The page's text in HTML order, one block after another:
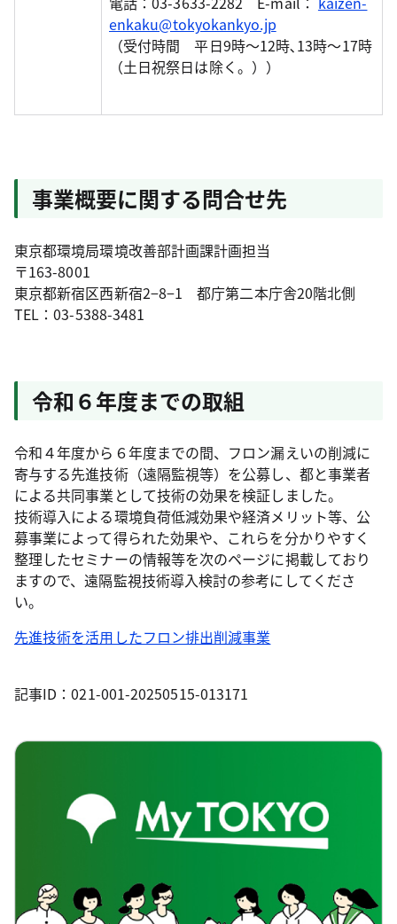
enkaku@tokyokankyo.jp
（受付時間 平日9時～12時､13時～17時
（土日祝祭日は除く。））
事業概要に関する問合せ先
東京都環境局環境改善部計画課計画担当
〒163-8001
東京都新宿区西新宿2−8−1 都庁第二本庁舎20階北側
TEL：03-5388-3481
令和６年度までの取組
令和４年度から６年度までの間、フロン漏えいの削減に
寄与する先進技術（遠隔監視等）を公募し、都と事業者
による共同事業として技術の効果を検証しました。
技術導入による環境負荷低減効果や経済メリット等、公
募事業によって得られた効果や、これらを分かりやすく
整理したセミナーの情報等を次のページに掲載しており
ますので、遠隔監視技術導入検討の参考にしてくださ
い。
先進技術を活用したフロン排出削減事業
記事ID：021-001-20250515-013171